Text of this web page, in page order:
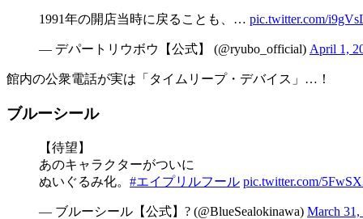
1991年の開店当時に戻ることも、… pic.twitter.com/
— デパートリウボウ【公式】 (@ryubo_official) April 1,
館内の公衆電話が実は「タイムリープ・デバイス」…！
ブルーシール
【待望】
あのキャラクターがついに
ぬいぐるみ化。 #エイプリルフール pic.twitter.com/
— ブルーシール【公式】? (@BlueSealokinawa) March 31,